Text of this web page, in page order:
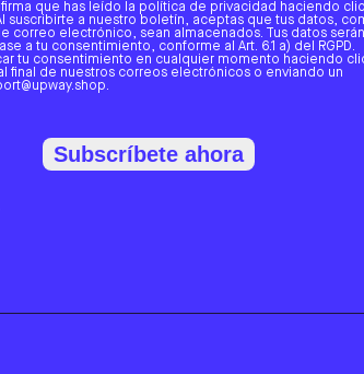
que has leído la política de privacidad haciendo clic
suscribirte a nuestro boletín, aceptas que tus datos,
correo electrónico, sean almacenados. Tus datos serán
a tu consentimiento, conforme al Art. 6.1 a) del RGPD.
tu consentimiento en cualquier momento haciendo
final de nuestros correos electrónicos o enviando un
Subscríbete ahora